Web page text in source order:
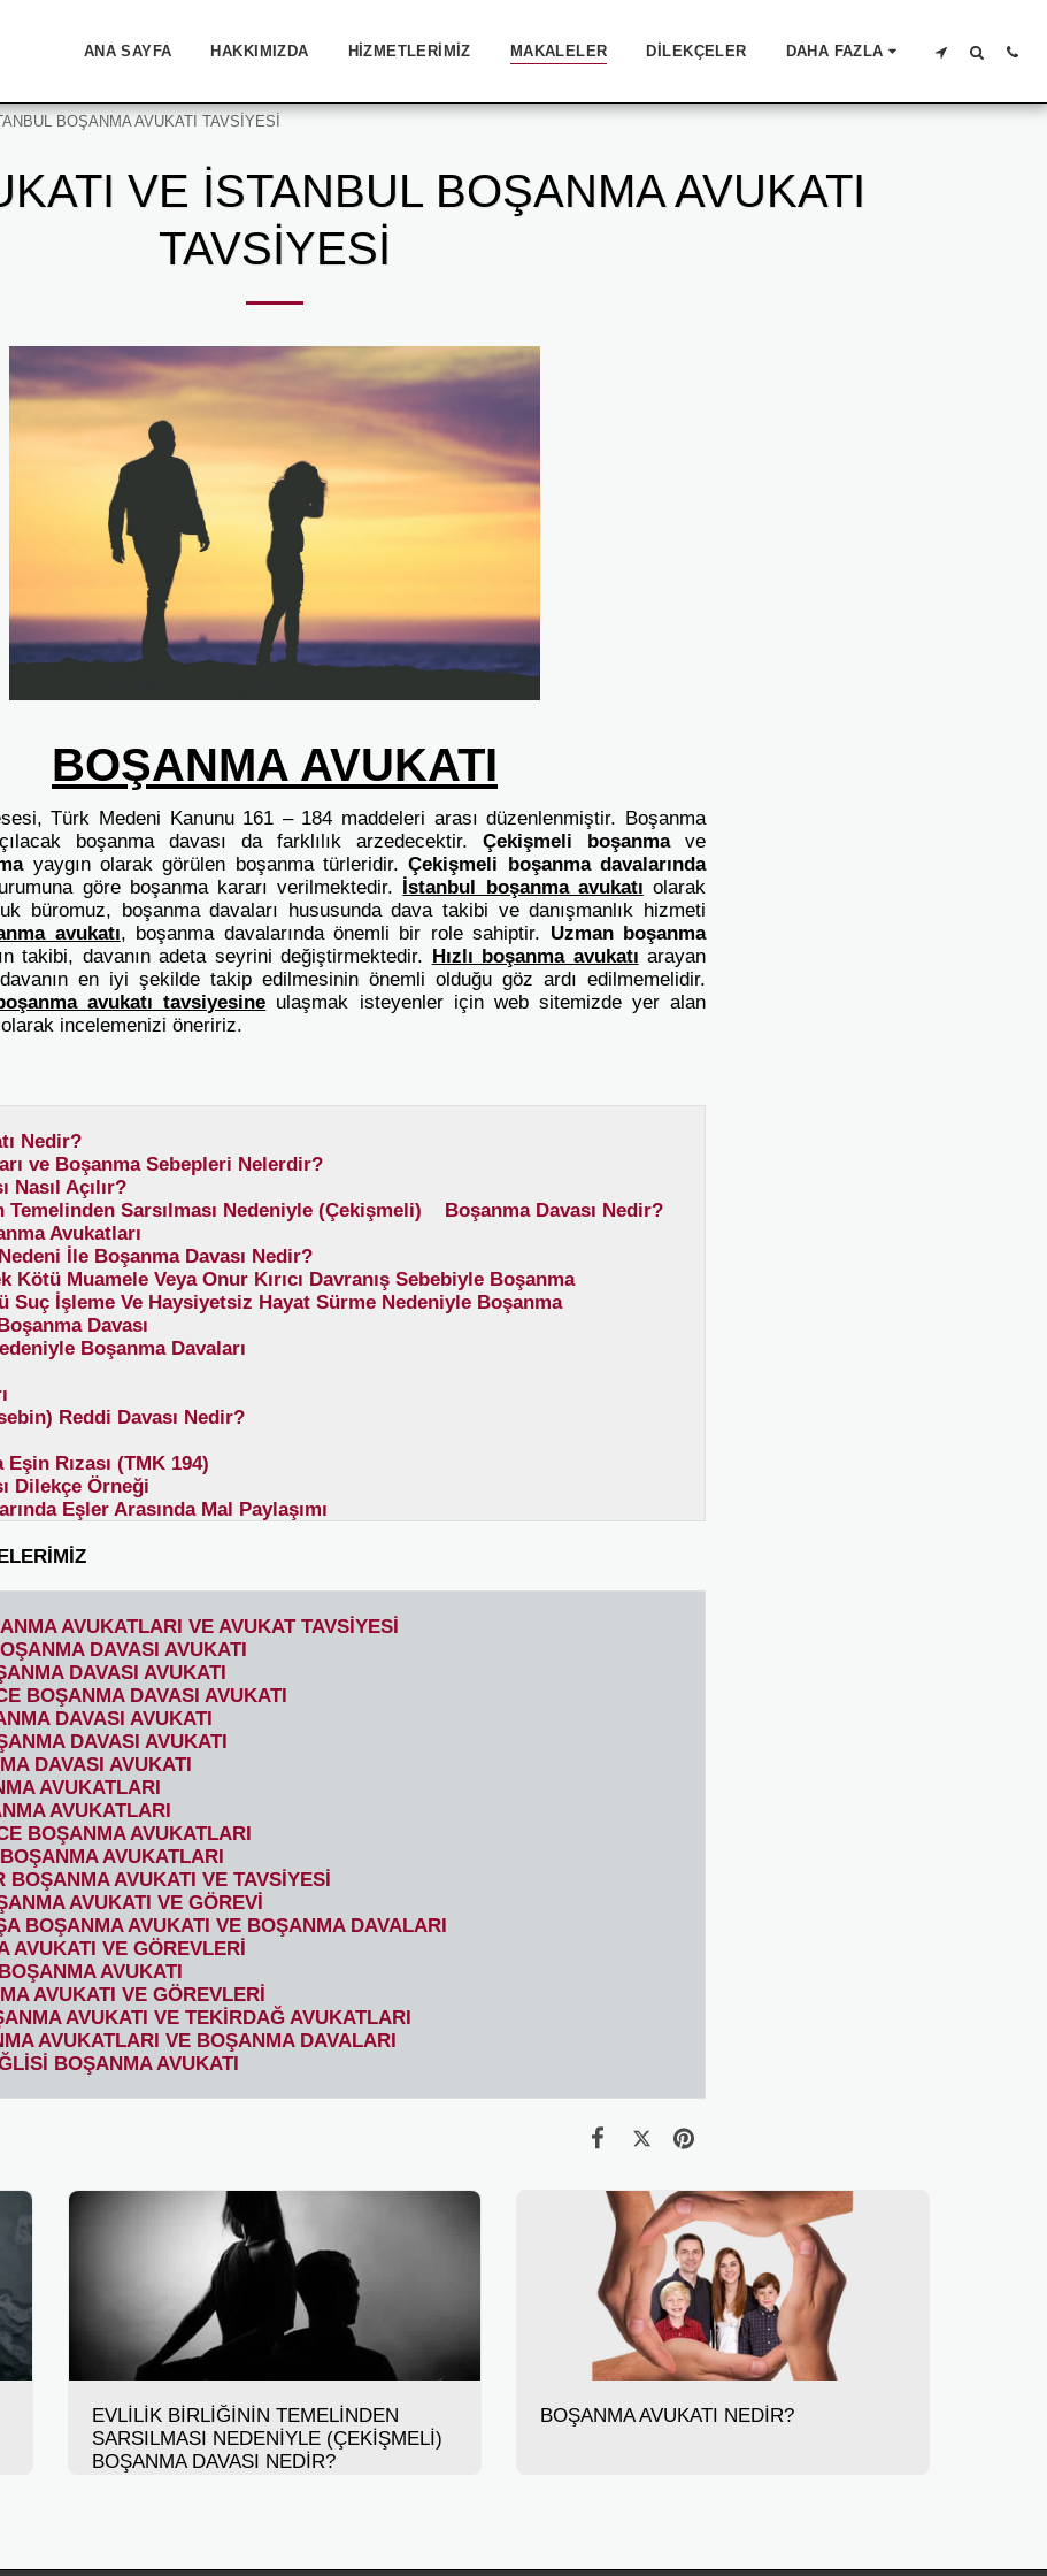
ANA SAYFA HAKKIMIZDA HIZMETLERIMIZ MAKALELER DILEKÇELER DAHA FAZLA
BOŞANMA AVUKATI TAVSİYESİ
VE İSTANBUL BOŞANMA AVUKATI
TAVSİYESİ
BOŞANMA AVUKATI
Türk Medeni Kanunu 161 – 184 maddeleri arası düzenlenmiştir. Boşanma
boşanma davası da farklılık arzedecektir. Çekişmeli boşanmave
yaygın olarak görülen boşanma türleridir.Çekişmeli boşanma davalarında
göre boşanma kararı verilmektedir. İstanbul boşanma avukatı olarak
büromuz, boşanma davaları hususunda dava takibi ve danışmanlık hizmeti
avukatı, boşanma davalarında önemli bir role sahiptir. Uzman boşanma
takibi, davanın adeta seyrini değiştirmektedir. Hızlı boşanma avukatı arayan
en iyi şekilde takip edilmesinin önemli olduğu göz ardı edilmemelidir.
avukatı tavsiyesine ulaşmak isteyenler için web sitemizde yer alan
incelemenizi öneririz.
Nedir?
ve Boşanma Sebepleri Nelerdir?
Nasıl Açılır?
Sarsılması Nedeniyle (Çekişmeli) Boşanma Davası Nedir?
Avukatları
İle Boşanma Davası Nedir?
Kötü Muamele Veya Onur Kırıcı Davranış Sebebiyle Boşanma
Suç İşleme Ve Haysiyetsiz Hayat Sürme Nedeniyle Boşanma
Davası
Boşanma Davaları
Reddi Davası Nedir?
Eşin Rızası (TMK 194)
Dilekçe Örneği
Eşler Arasında Mal Paylaşımı
AVUKATLARI VE AVUKAT TAVSİYESİ
DAVASI AVUKATI
DAVASI AVUKATI
BOŞANMA DAVASI AVUKATI
DAVASI AVUKATI
DAVASI AVUKATI
DAVASI AVUKATI
AVUKATLARI
AVUKATLARI
BOŞANMA AVUKATLARI
AVUKATLARI
BOŞANMA AVUKATI VE TAVSİYESİ
AVUKATI VE GÖREVİ
BOŞANMA AVUKATI VE BOŞANMA DAVALARI
AVUKATI VE GÖREVLERİ
AVUKATI
AVUKATI VE GÖREVLERİ
AVUKATI VE TEKİRDAĞ AVUKATLARI
AVUKATLARI VE BOŞANMA DAVALARI
BOŞANMA AVUKATI
EVLİLİK BİRLİĞİNİN TEMELİNDEN
SARSILMASI NEDENİYLE (ÇEKİŞMELİ)
BOŞANMA DAVASI NEDİR?
BOŞANMA AVUKATI NEDİR?